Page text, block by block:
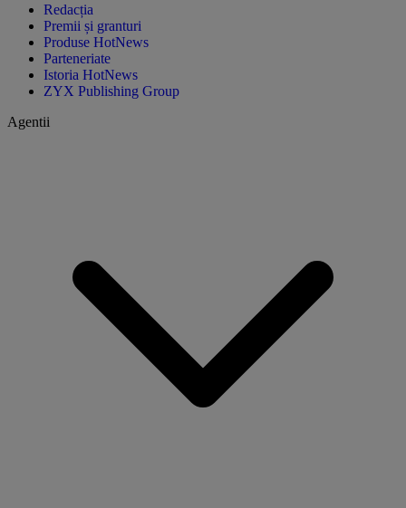
Redacția
Premii și granturi
Produse HotNews
Parteneriate
Istoria HotNews
ZYX Publishing Group
Agentii